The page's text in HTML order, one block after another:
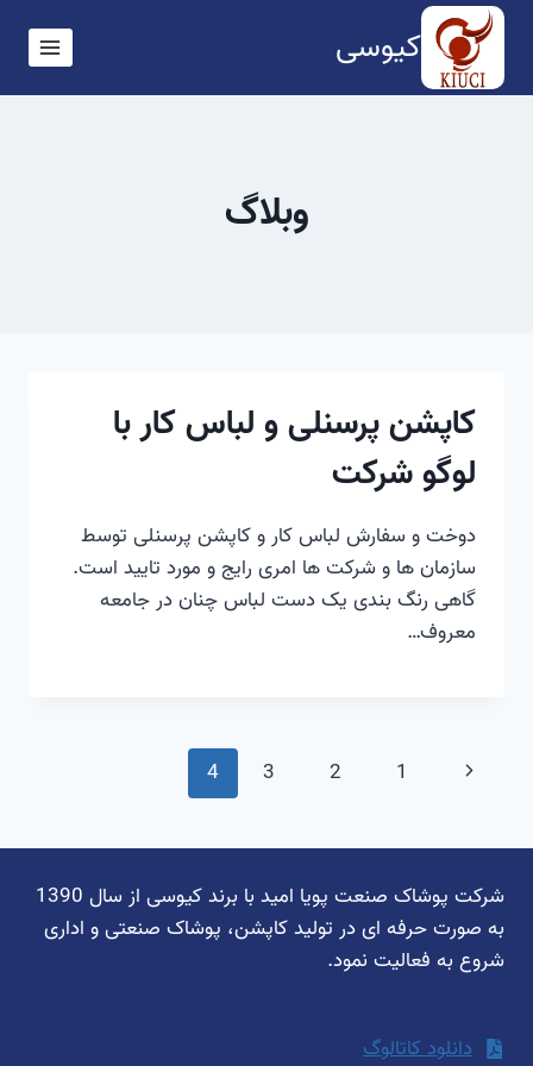
بازگشت
محتوا
کیوسی
وبلاگ
کاپشن پرسنلی و لباس کار با
لوگو شرکت
دوخت و سفارش لباس کار و کاپشن پرسنلی توسط
سازمان ها و شرکت ها امری رایج و مورد تایید است.
گاهی رنگ بندی یک دست لباس چنان در جامعه
معروف…
پیمایش
برگهٔ
1
2
3
4
شرکت پوشاک صنعت پویا امید با برند کیوسی از سال 1390
به صورت حرفه ای در تولید کاپشن، پوشاک صنعتی و اداری
شروع به فعالیت نمود.
دانلود کاتالوگ